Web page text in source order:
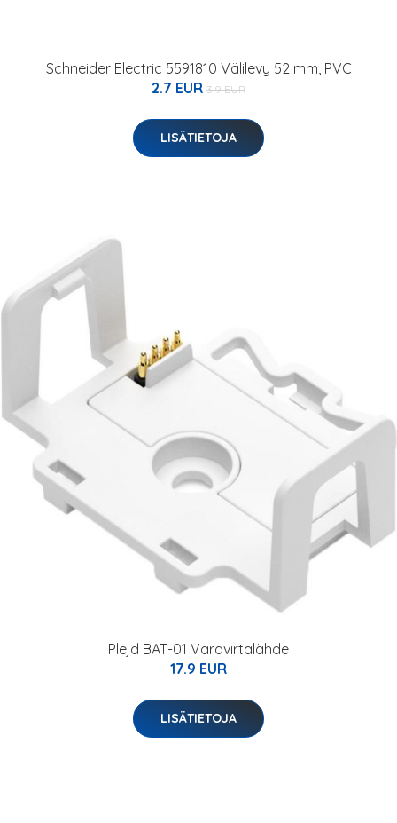
Schneider Electric 5591810 Välilevy 52 mm, PVC
2.7 EUR 3.9 EUR
LISÄTIETOJA
Plejd BAT-01 Varavirtalähde
17.9 EUR
LISÄTIETOJA